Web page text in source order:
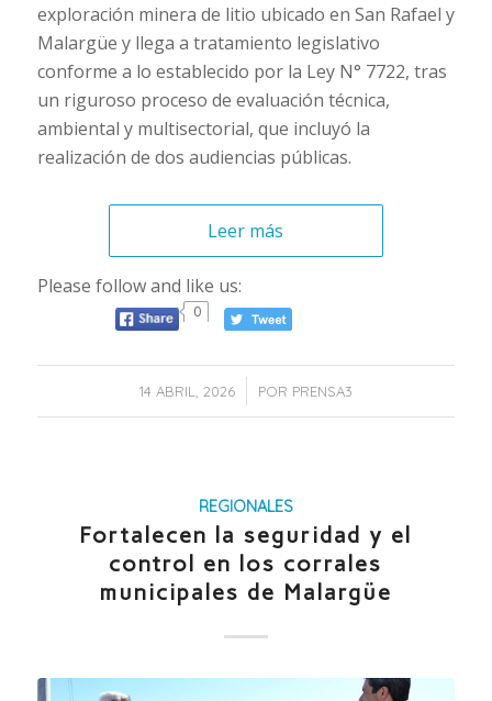
exploración minera de litio ubicado en San Rafael y
Malargüe y llega a tratamiento legislativo
conforme a lo establecido por la Ley N° 7722, tras
un riguroso proceso de evaluación técnica,
ambiental y multisectorial, que incluyó la
realización de dos audiencias públicas.
Leer más
Please follow and like us:
0
14 ABRIL, 2026
/ POR PRENSA3
REGIONALES
Fortalecen la seguridad y el
control en los corrales
municipales de Malargüe